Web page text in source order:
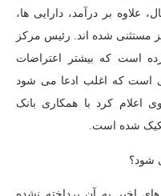
علاوه بر درآمد، دارایی ها،
مستثنی شده اند. رئیس مرکز
است که بیشتر اعتراضات
است که اغلب ادعا می شود
اعلام کرد با همکاری بانک
شده است.
شود؟